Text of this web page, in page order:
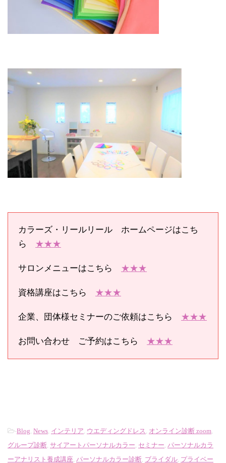
カラーズ・リールリール ホームページはこち
ら ★★★
サロンメニューはこちら ★★★
資格講座はこちら ★★★
企業、団体様セミナーのご依頼はこちら ★★★
お問い合わせ ご予約はこちら ★★★
-Blog News インテリア ウエディングドレス オンライン診断 zoom
グループ診断 サイアートパーソナルカラー セミナー パーソナルカラ
ーアナリスト養成講座 パーソナルカラー診断 ブライダル プライベー